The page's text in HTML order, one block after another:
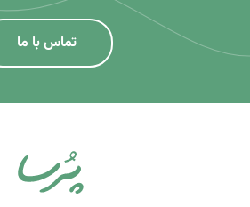
تماس با ما